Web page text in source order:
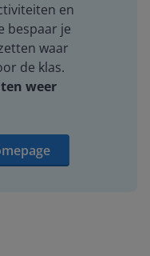
en
bespaar je
waar
de klas.
weer